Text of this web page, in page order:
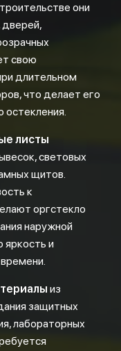
они
дверей,
свою
длительном
что делает его
остекления.
листы
световых
щитов.
к
оргстекло
наружной
яркость и
из
защитных
лабораторных